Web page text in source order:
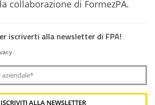
collaborazione di FormezPA.
iscriverti alla newsletter di FPA!